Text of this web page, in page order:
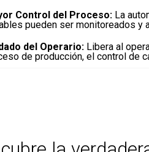
Control del Proceso: La
pueden ser monitoreados y
del Operario: Libera al
de producción, el control de